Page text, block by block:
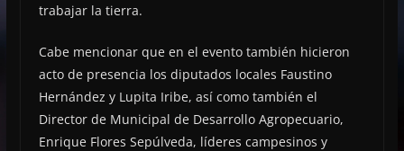
trabajar la tierra.
Cabe mencionar que en el evento también hicieron
acto de presencia los diputados locales Faustino
Hernández y Lupita Iribe, así como también el
Director de Municipal de Desarrollo Agropecuario,
Enrique Flores Sepúlveda, líderes campesinos y